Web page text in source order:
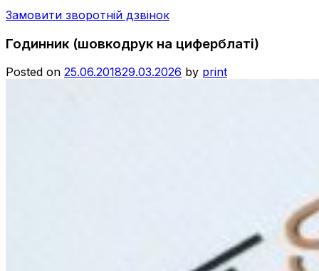
Замовити зворотній дзвінок
Годинник (шовкодрук на циферблаті)
Posted on 25.06.201829.03.2026 by print